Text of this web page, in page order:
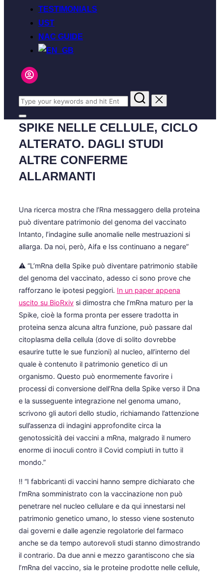
TESTIMONIALS
UST
NAC GUIDE
Cerca
per:
Toggle
sidebar
navigation
SPIKE NELLE CELLULE, CICLO
ALTERATO. DAGLI STUDI
ALTRE CONFERME
ALLARMANTI
Una ricerca mostra che l’Rna messaggero della proteina
può diventare patrimonio del genoma del vaccinato
Intanto, l’indagine sulle anomalie nelle mestruazioni si
allarga. Da noi, però, Aifa e Iss continuano a negare”
⚠️ “L’mRna della Spike può diventare patrimonio stabile
del genoma del vaccinato, adesso ci sono prove che
rafforzano le ipotesi peggiori. In un paper appena
uscito su BioRxiv si dimostra che l’mRna maturo per la
Spike, cioè la forma pronta per essere tradotta in
proteina senza alcuna altra funzione, può passare dal
citoplasma della cellula (dove di solito dovrebbe
esaurire tutte le sue funzioni) al nucleo, all’interno del
quale è contenuto il patrimonio genetico di un
organismo. Questo può enormemente favorire i
processi di conversione dell’Rna della Spike verso il Dna
e la susseguente integrazione nel genoma umano,
scrivono gli autori dello studio, richiamando l’attenzione
sull’assenza di indagini approfondite circa la
genotossicità dei vaccini a mRna, malgrado il numero
enorme di inoculi contro il Covid compiuti in tutto il
mondo.”
‼️ “I fabbricanti di vaccini hanno sempre dichiarato che
l’mRna somministrato con la vaccinazione non può
penetrare nel nucleo cellulare e da qui innestarsi nel
patrimonio genetico umano, lo stesso viene sostenuto
dai governi e dalle agenzie regolatorie del farmaco
anche se da tempo autorevoli studi stanno dimostrando
il contrario. Da due anni e mezzo garantiscono che sia
l’mRna del vaccino, sia le proteine prodotte nelle cellule,